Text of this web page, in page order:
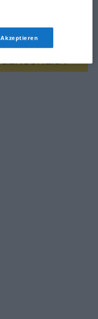
Akzeptieren